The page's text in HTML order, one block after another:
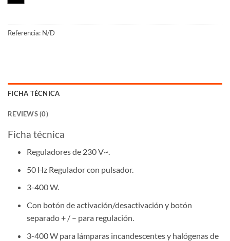
Referencia: N/D
FICHA TÉCNICA
REVIEWS (0)
Ficha técnica
Reguladores de 230 V~.
50 Hz Regulador con pulsador.
3-400 W.
Con botón de activación/desactivación y botón
separado + / – para regulación.
3-400 W para lámparas incandescentes y halógenas de